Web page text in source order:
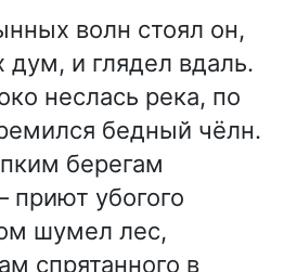
волн стоял он,
дум, и глядел вдаль.
неслась река, по
бедный чёлн.
берегам
убогого
шумел лес,
спрятанного в